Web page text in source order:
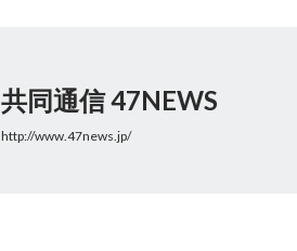
共同通信 47NEWS
http://www.47news.jp/